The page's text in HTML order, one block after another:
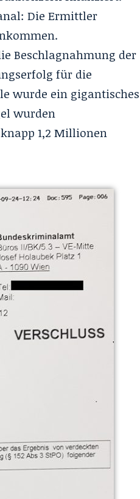
Die Ermittler
Beschlagnahmung der
für die
wurde ein gigantisches
wurden
1,2 Millionen